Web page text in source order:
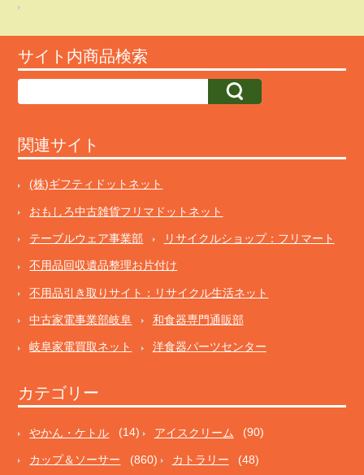
サイト内商品検索
関連サイト
(株)ギフティドットネット
おもしろ中古雑貨フリマドットネット
テーブルウェア事業部 リサイクルショップ：フリマート
不用品回収遺品整理お片付け
不用品引き取りサイト：リサイクル生活ネット
中古家電事業部岐阜 和食器専門通販部
岐阜家電買取ネット 洋食器パーツセンター
カテゴリー
やかん・ケトル (14) アイスクリーム (90)
カップ＆ソーサー (860) カトラリー (48)